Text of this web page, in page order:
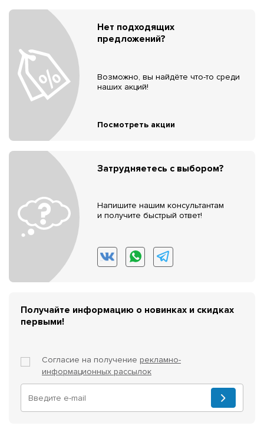
Нет подходящих
предложений?
Возможно, вы найдёте что-то среди
наших акций!
Посмотреть акции
Затрудняетесь с выбором?
Напишите нашим консультантам
и получите быстрый ответ!
Получайте информацию о новинках и скидках
первыми!
Согласие на получение рекламно-
информационных рассылок